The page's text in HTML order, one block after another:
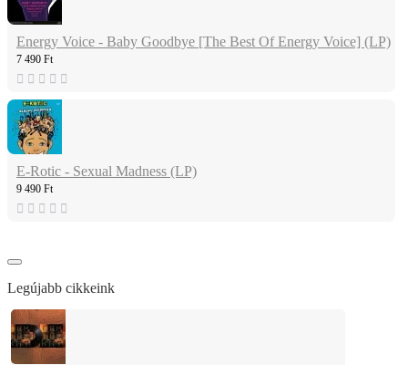
Energy Voice - Baby Goodbye [The Best Of Energy Voice] (LP)
7 490 Ft
E-Rotic - Sexual Madness (LP)
9 490 Ft
Legújabb cikkeink